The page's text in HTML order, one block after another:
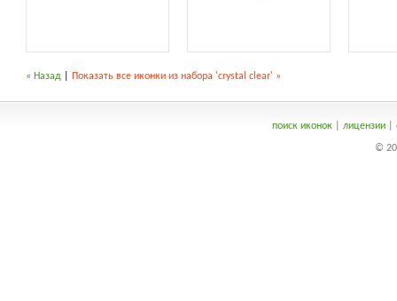
« Назад Показать все иконки из набора 'crystal clear' »
поиск иконок| лицензии|
©